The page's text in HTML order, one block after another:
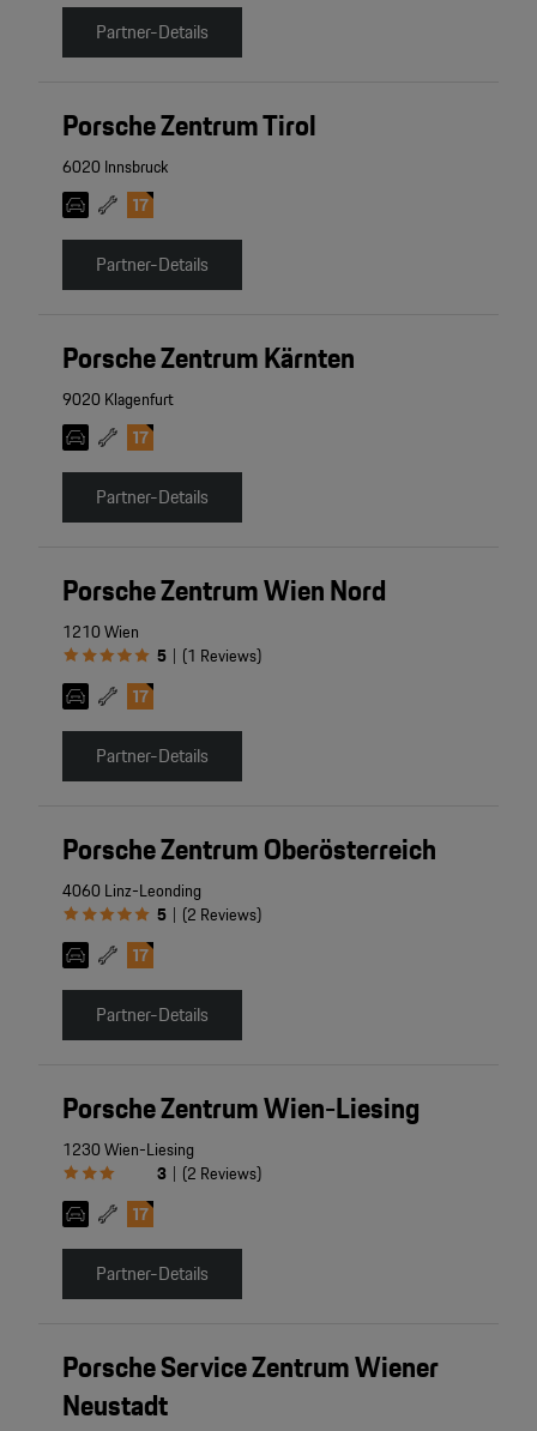
Partner-Details
Porsche Zentrum Tirol
6020 Innsbruck
Partner-Details
Porsche Zentrum Kärnten
9020 Klagenfurt
Partner-Details
Porsche Zentrum Wien Nord
1210 Wien
5 | (1 Reviews)
Partner-Details
Porsche Zentrum Oberösterreich
4060 Linz-Leonding
5 | (2 Reviews)
Partner-Details
Porsche Zentrum Wien-Liesing
1230 Wien-Liesing
3 | (2 Reviews)
Partner-Details
Porsche Service Zentrum Wiener
Neustadt